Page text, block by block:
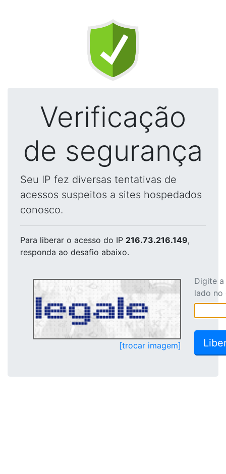
Verificação
de segurança
Seu IP fez diversas tentativas de
acessos suspeitos a sites hospedados
conosco.
Para liberar o acesso do IP 216.73.216.149,
responda ao desafio abaixo.
[trocar imagem]
Digite
lado no